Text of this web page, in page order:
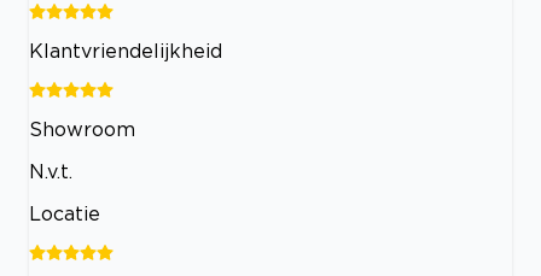
Klantvriendelijkheid
Showroom
N.v.t.
Locatie